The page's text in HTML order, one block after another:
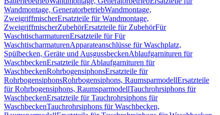
Wandmontage, GeneratorbetriebWandmontage,
ZweigriffmischerErsatzteile für Wandmontage,
ZweigriffmischerZubehörErsatzteile für ZubehörFür
WaschtischarmaturenErsatzteile für Für
WaschtischarmaturenApparateanschlüsse für Waschplatz,
Spülbecken, Geräte und AusgussbeckenAblaufgarnituren für
WaschbeckenErsatzteile für Ablaufgarnituren für
WaschbeckenRohrbogensiphonsErsatzteile für
RohrbogensiphonsRohrbogensiphons, RaumsparmodellErsatzteile
für Rohrbogensiphons, RaumsparmodellTauchrohrsiphons für
WaschbeckenErsatzteile für Tauchrohrsiphons für
WaschbeckenTauchrohrsiphons für Waschbecken,